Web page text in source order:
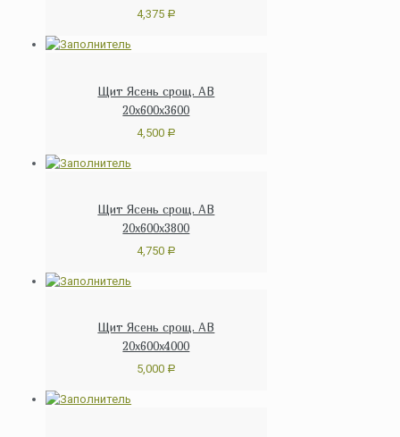
4,375 Р
Щит Ясень срощ. АВ
20х600х3600
4,500 Р
Щит Ясень срощ. АВ
20х600х3800
4,750 Р
Щит Ясень срощ. АВ
20х600х4000
5,000 Р